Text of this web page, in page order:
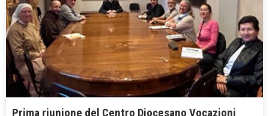
Prima riunione del Centro Diocesano Vocazioni